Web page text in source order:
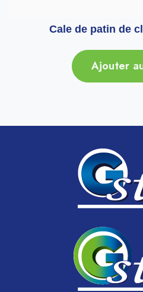
Cale de patin de
Ajouter